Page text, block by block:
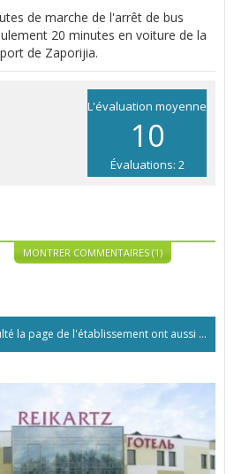
de marche de l'arrêt de bus
20 minutes en voiture de la
de Zaporijia.
L'évaluation moyenne
10
Évaluations: 2
MONTRER COMMENTAIRES (1)
Les personnes ayant consulté la page de l'établissement ont aussi regardé:...